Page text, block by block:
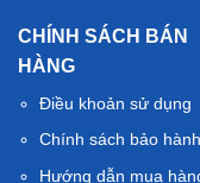
CHÍNH SÁCH BÁN
HÀNG
Điều khoản sử dụng
Chính sách bảo hành
Hướng dẫn mua